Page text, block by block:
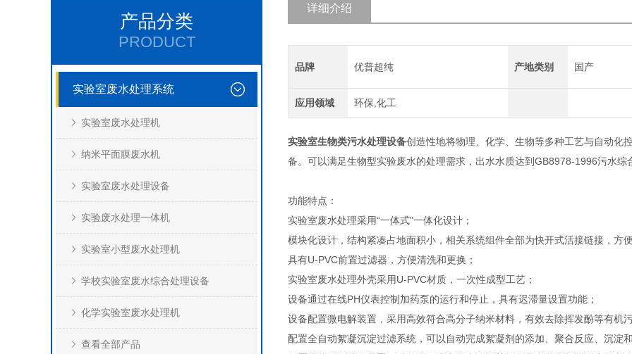
产品分类
PRODUCT
实验室废水处理系统
实验室废水处理机
纳米平面膜废水机
实验室废水处理设备
实验废水处理一体机
实验室小型废水处理机
学校实验室废水综合处理设备
化学实验室废水处理机
查看全部产品
详细介绍
品牌 优普超纯 产地类别 国产
应用领域 环保,化工
实验室生物类污水处理设备创造性地将物理、化学、生物等多种工艺与自动化
备。可以满足生物型实验废水的处理需求，出水水质达到GB8978-1996污水综
功能特点：
实验室废水处理采用“一体式"一体化设计；
模块化设计，结构紧凑占地面积小，相关系统组件全部为快开式活接链接，方
具有U-PVC前置过滤器，方便清洗和更换；
实验室废水处理外壳采用U-PVC材质，一次性成型工艺；
设备通过在线PH仪表控制加药泵的运行和停止，具有迟滞量设置功能；
设备配置微电解装置，采用高效符合高分子纳米材料，有效去除挥发酚等有机
配置全自动絮凝沉淀过滤系统，可以自动完成絮凝剂的添加、聚合反应、沉淀